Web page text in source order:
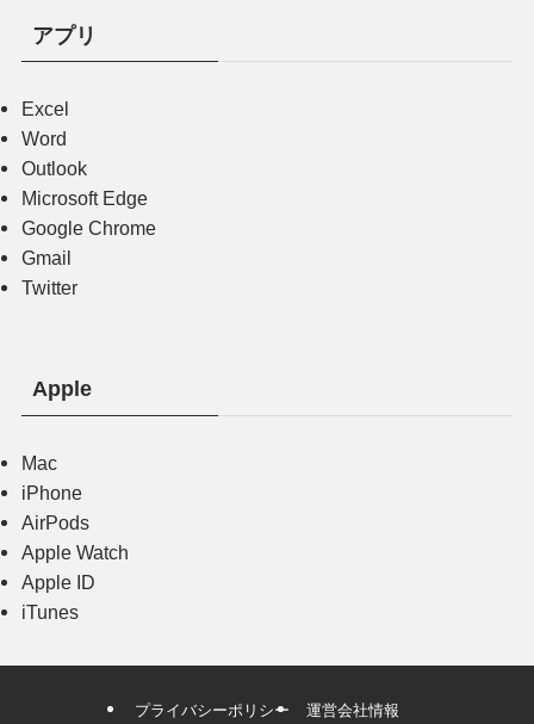
アプリ
Excel
Word
Outlook
Microsoft Edge
Google Chrome
Gmail
Twitter
Apple
Mac
iPhone
AirPods
Apple Watch
Apple ID
iTunes
プライバシーポリシー 運営会社情報